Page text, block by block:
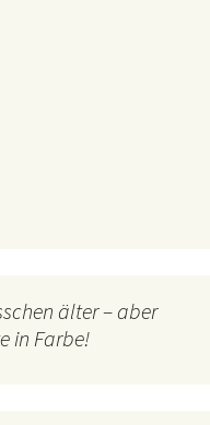
älter – aber
in Farbe!